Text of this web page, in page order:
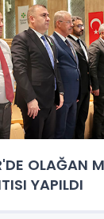
OLAĞAN
YAPILDI